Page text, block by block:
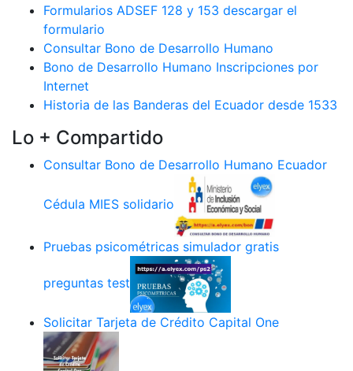
Formularios ADSEF 128 y 153 descargar el
formulario
Consultar Bono de Desarrollo Humano
Bono de Desarrollo Humano Inscripciones por
Internet
Historia de las Banderas del Ecuador desde 1533
Lo + Compartido
Consultar Bono de Desarrollo Humano Ecuador
Cédula MIES solidario
Pruebas psicométricas simulador gratis
preguntas test
Solicitar Tarjeta de Crédito Capital One